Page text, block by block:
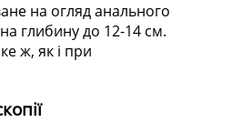
на огляд анального
глибину до 12-14 см.
ж, як і при